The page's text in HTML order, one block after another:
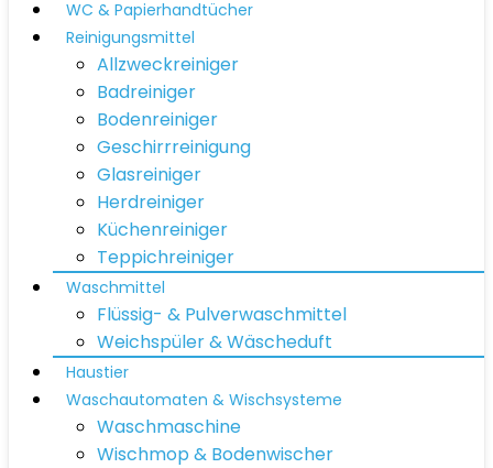
WC & Papierhandtücher
Reinigungsmittel
Allzweckreiniger
Badreiniger
Bodenreiniger
Geschirrreinigung
Glasreiniger
Herdreiniger
Küchenreiniger
Teppichreiniger
Waschmittel
Flüssig- & Pulverwaschmittel
Weichspüler & Wäscheduft
Haustier
Waschautomaten & Wischsysteme
Waschmaschine
Wischmop & Bodenwischer